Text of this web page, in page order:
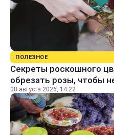
ПОЛЕЗНОЕ
Секреты роскошного
обрезать розы, чтобы
08 августа 2026, 14:22